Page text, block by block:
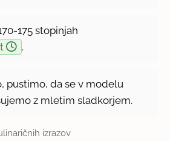
175 stopinjah
.
pustimo, da se v modelu
z mletim sladkorjem.
izrazov